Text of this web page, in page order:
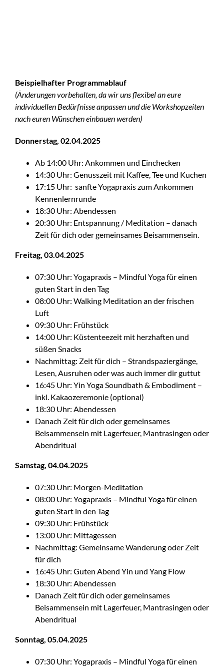
Beispielhafter Programmablauf
(Änderungen vorbehalten, da wir uns flexibel an eure
individuellen Bedürfnisse anpassen und die Workshopzeiten
nach euren Wünschen einbauen werden)
Donnerstag, 02.04.2025
Ab 14:00 Uhr: Ankommen und Einchecken
14:30 Uhr: Genusszeit mit Kaffee, Tee und Kuchen
17:15 Uhr: sanfte Yogapraxis zum Ankommen
Kennenlernrunde
18:30 Uhr: Abendessen
20:30 Uhr: Entspannung / Meditation – danach
Zeit für dich oder gemeinsames Beisammensein.
Freitag, 03.04.2025
07:30 Uhr: Yogapraxis – Mindful Yoga für einen
guten Start in den Tag
08:00 Uhr: Walking Meditation an der frischen
Luft
09:30 Uhr: Frühstück
14:00 Uhr: Küstenteezeit mit herzhaften und
süßen Snacks
Nachmittag: Zeit für dich – Strandspaziergänge,
Lesen, Ausruhen oder was auch immer dir guttut
16:45 Uhr: Yin Yoga Soundbath & Embodiment –
inkl. Kakaozeremonie (optional)
18:30 Uhr: Abendessen
Danach Zeit für dich oder gemeinsames
Beisammensein mit Lagerfeuer, Mantrasingen oder
Abendritual
Samstag, 04.04.2025
07:30 Uhr: Morgen-Meditation
08:00 Uhr: Yogapraxis – Mindful Yoga für einen
guten Start in den Tag
09:30 Uhr: Frühstück
13:00 Uhr: Mittagessen
Nachmittag: Gemeinsame Wanderung oder Zeit
für dich
16:45 Uhr: Guten Abend Yin und Yang Flow
18:30 Uhr: Abendessen
Danach Zeit für dich oder gemeinsames
Beisammensein mit Lagerfeuer, Mantrasingen oder
Abendritual
Sonntag, 05.04.2025
07:30 Uhr: Yogapraxis – Mindful Yoga für einen